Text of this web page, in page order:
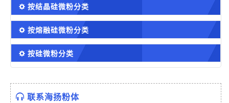
按结晶硅微粉分类
按熔融硅微粉分类
按硅微粉分类
联系海扬粉体